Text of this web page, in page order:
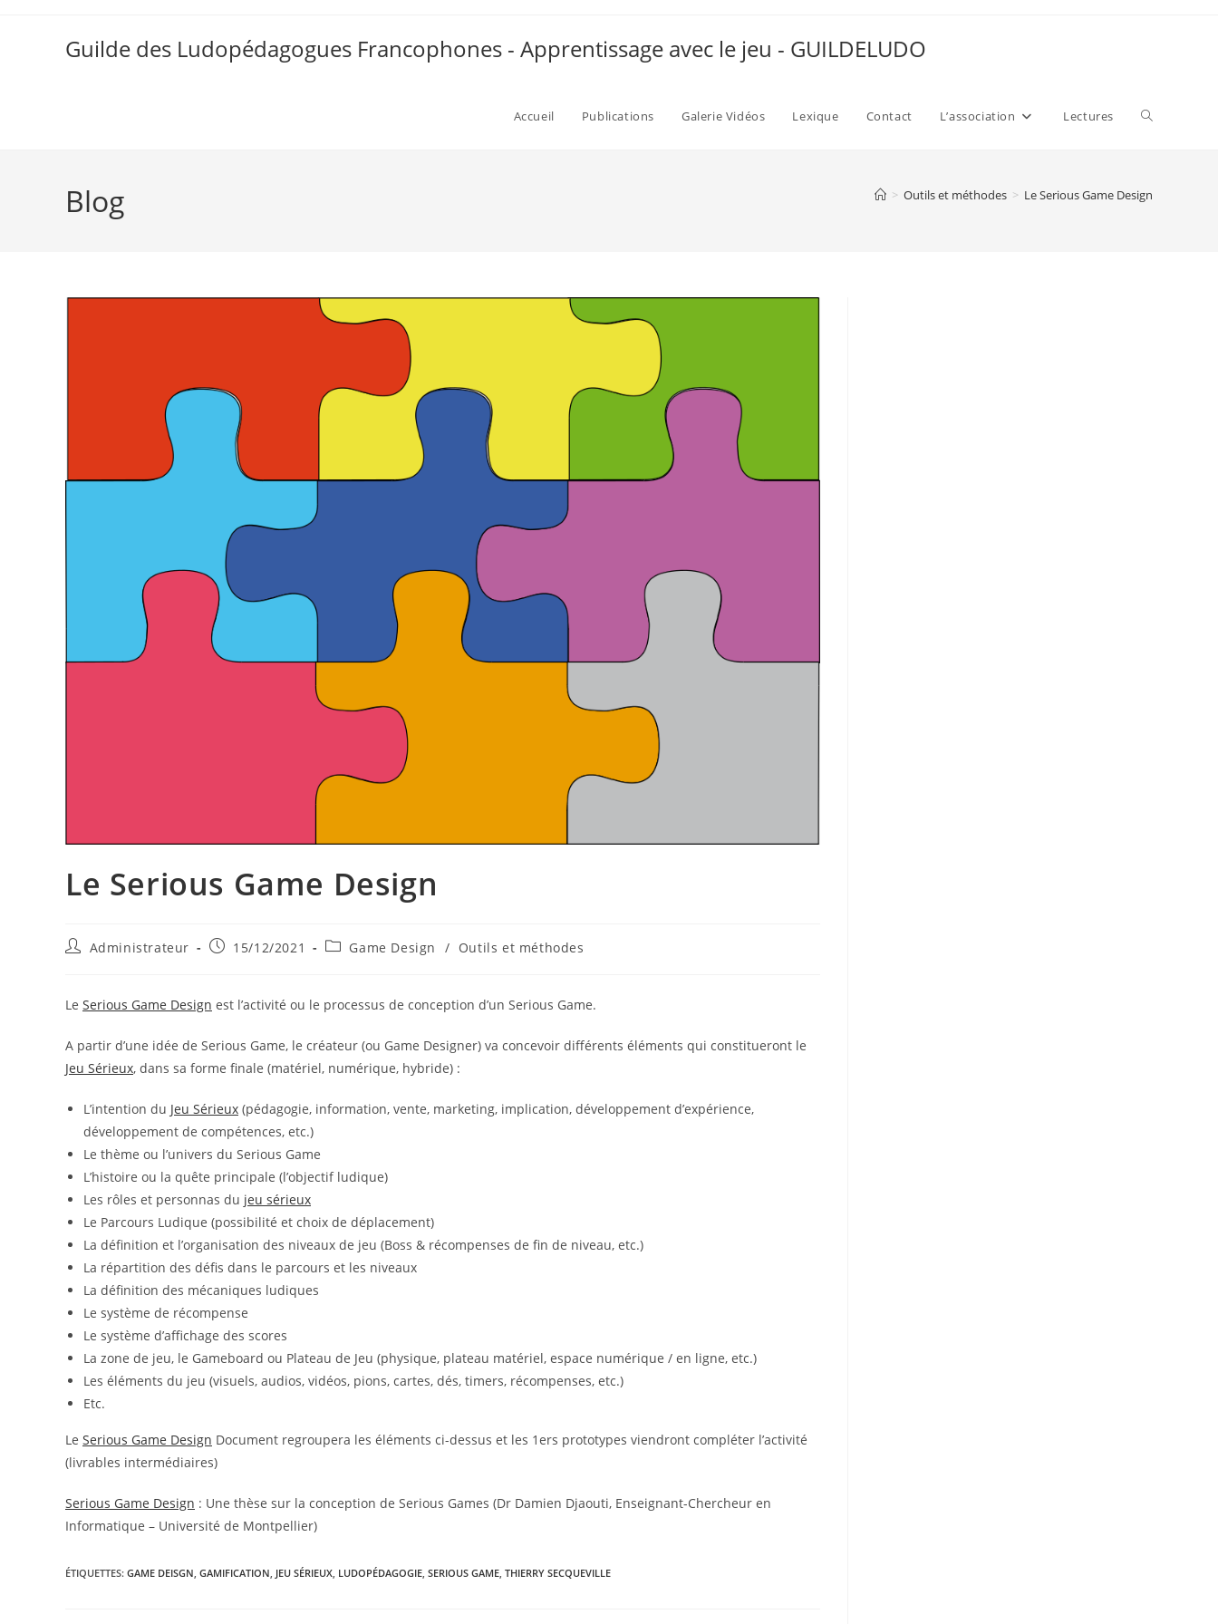
Guilde des Ludopédagogues Francophones - Apprentissage avec le jeu - GUILDELUDO
Accueil Publications Galerie Vidéos Lexique Contact L’association Lectures Toggle
Blog > Outils et méthodes > Le Serious Game Design
Le Serious Game Design
Auteur/autrice
publication :
Administrateur
Publication
15/12/2021
PostGame Design / Outils et méthodes
Le Serious Game Design est l’activité ou le processus de conception d’un Serious Game.
A partir d’une idée de Serious Game, le créateur (ou Game Designer) va concevoir différents éléments qui constitueront le
Jeu Sérieux, dans sa forme finale (matériel, numérique, hybride) :
L’intention du Jeu Sérieux (pédagogie, information, vente, marketing, implication, développement d’expérience,
développement de compétences, etc.)
Le thème ou l’univers du Serious Game
L’histoire ou la quête principale (l’objectif ludique)
Les rôles et personnas du jeu sérieux
Le Parcours Ludique (possibilité et choix de déplacement)
La définition et l’organisation des niveaux de jeu (Boss & récompenses de fin de niveau, etc.)
La répartition des défis dans le parcours et les niveaux
La définition des mécaniques ludiques
Le système de récompense
Le système d’affichage des scores
La zone de jeu, le Gameboard ou Plateau de Jeu (physique, plateau matériel, espace numérique / en ligne, etc.)
Les éléments du jeu (visuels, audios, vidéos, pions, cartes, dés, timers, récompenses, etc.)
Etc.
Le Serious Game Design Document regroupera les éléments ci-dessus et les 1ers prototypes viendront compléter l’activité
(livrables intermédiaires)
Serious Game Design : Une thèse sur la conception de Serious Games (Dr Damien Djaouti, Enseignant-Chercheur en
Informatique – Université de Montpellier)
ÉTIQUETTES: GAME DEISGN GAMIFICATION JEU SÉRIEUX LUDOPÉDAGOGIE SERIOUS GAME THIERRY SECQUEVILLE